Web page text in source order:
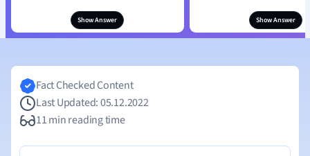
Show Answer Show Answer
Fact Checked Content
Last Updated: 05.12.2022
11 min reading time